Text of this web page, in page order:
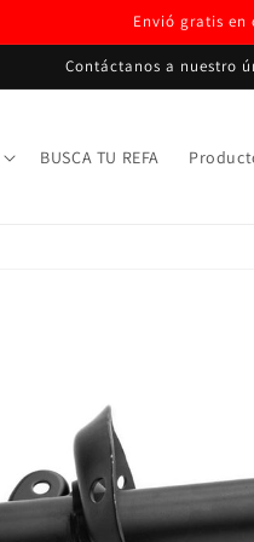
Envió gratis en
Contáctanos a nuestro
BUSCA TU REFA